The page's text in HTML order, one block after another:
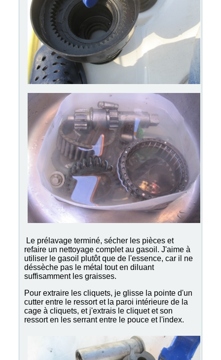
Le prélavage terminé, sécher les pièces et
refaire un nettoyage complet au gasoil. J'aime à
utiliser le gasoil plutôt que de l'essence, car il ne
déssèche pas le métal tout en diluant
suffisamment les graisses.
Pour extraire les cliquets, je glisse la pointe d'un
cutter entre le ressort et la paroi intérieure de la
cage à cliquets, et j'extrais le cliquet et son
ressort en les serrant entre le pouce et l'index.